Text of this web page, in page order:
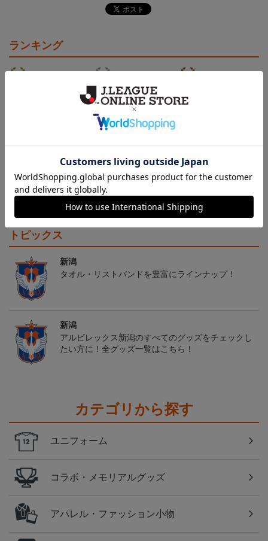
ランキング
アルビレックス新潟 ピ
カチュウ タオルマフラー
26傘型サンシェード
カチュウ キーホルダー
トピックス
新潟
タオル・リストバンドを豊富にラインナップ！
新潟
アルビレックス新潟のすべてのグッズをチェックし
たい方に！全グッズ一覧はこちら！
カテゴリから探す
ユニフォーム
コラボ・メモリアルグッズ
アパレル・ファッション小物